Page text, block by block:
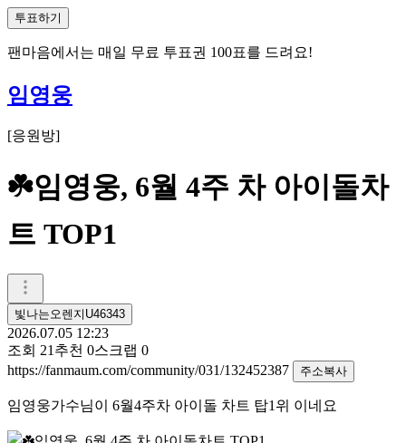
투표하기
팬마음에서는 매일 무료 투표권 100표를 드려요!
임영웅
[응원방]
☘️임영웅, 6월 4주 차 아이돌차
트 TOP1
빛나는오렌지U46343
2026.07.05 12:23
조회 21 추천 0스크랩 0
https://fanmaum.com/community/031/132452387
주소복사
임영웅가수님이 6월4주차 아이돌 차트 탑1위 이네요